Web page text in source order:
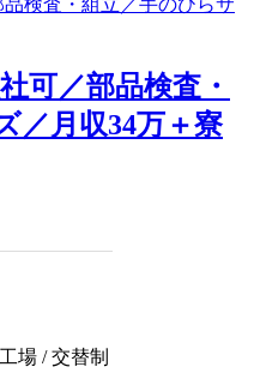
可／部品検査・
／月収34万＋寮
場 / 交替制